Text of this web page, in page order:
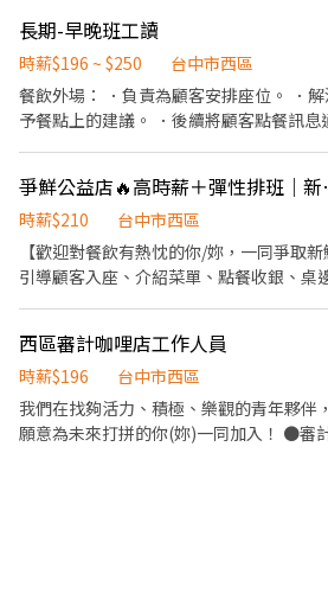
長期-早晚班工讀
時薪$196 ~ $250
台中市西區
餐飲外場： ．負責為顧客安排座位。 ．
予餐點上的建議。 ．後續將顧客點餐訊
烹飪前與烹飪中之準備工作與其他餐廳相
削、切各種食材。 ．負責清理工作環境、
餐點所需要的食材。 ．協助測量食材的
打包外帶服務。
爭鮮公
時薪$210
台中市西區
【歡迎對餐飲有熱忱的你/妳，一同爭取
引導顧客入座、介紹菜單、點餐收銀、桌
西區審計咖哩店工作人員
時薪$196
台中市西區
我們在找夠活力、積極、樂觀的青年夥伴
願意為未來打拼的你(妳)一同加入！ ●審計店／台中市西區美村路